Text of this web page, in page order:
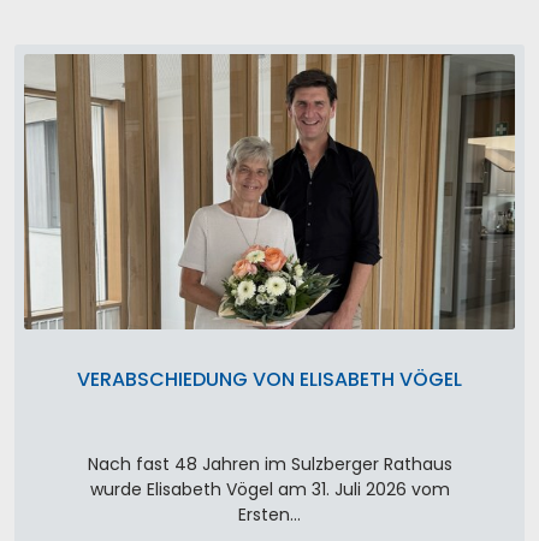
VERABSCHIEDUNG VON ELISABETH VÖGEL
Nach fast 48 Jahren im Sulzberger Rathaus
wurde Elisabeth Vögel am 31. Juli 2026 vom
Ersten…